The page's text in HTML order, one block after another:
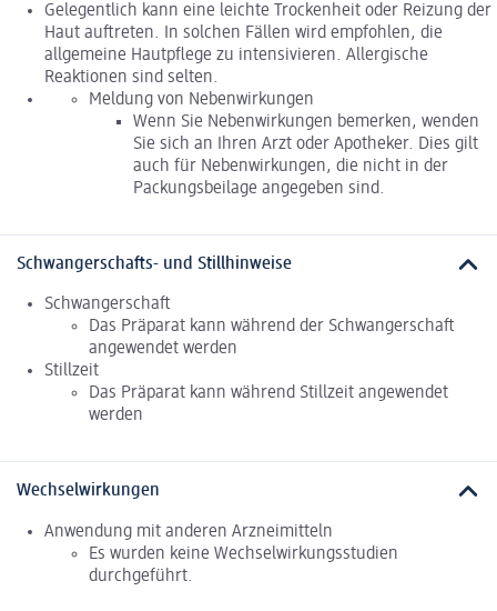
Gelegentlich kann eine leichte Trockenheit oder Reizung der
Haut auftreten. In solchen Fällen wird empfohlen, die
allgemeine Hautpflege zu intensivieren. Allergische
Reaktionen sind selten.
Meldung von Nebenwirkungen
Wenn Sie Nebenwirkungen bemerken, wenden
Sie sich an Ihren Arzt oder Apotheker. Dies gilt
auch für Nebenwirkungen, die nicht in der
Packungsbeilage angegeben sind.
Schwangerschafts- und Stillhinweise
Schwangerschaft
Das Präparat kann während der Schwangerschaft
angewendet werden
Stillzeit
Das Präparat kann während Stillzeit angewendet
werden
Wechselwirkungen
Anwendung mit anderen Arzneimitteln
Es wurden keine Wechselwirkungsstudien
durchgeführt.